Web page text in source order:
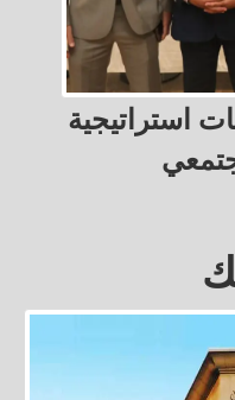
5 مشروعات استراتيجية